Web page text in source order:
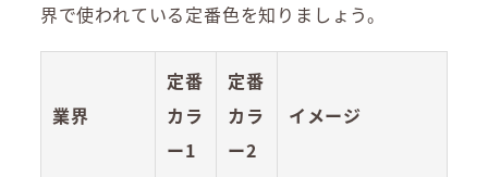
界で使われている定番色を知りましょう。
業界
定番
カラ
ー1
定番
カラ
ー2
イメージ